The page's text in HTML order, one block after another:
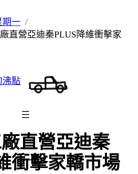
期一
直營亞迪秦PLUS降維衝擊家
沸點
直營亞迪秦
衝擊家轎市場